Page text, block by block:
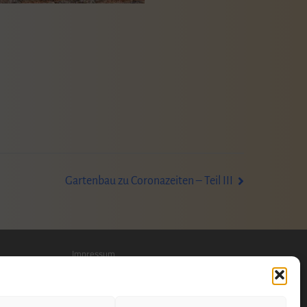
Gartenbau zu Coronazeiten – Teil III
Impressum